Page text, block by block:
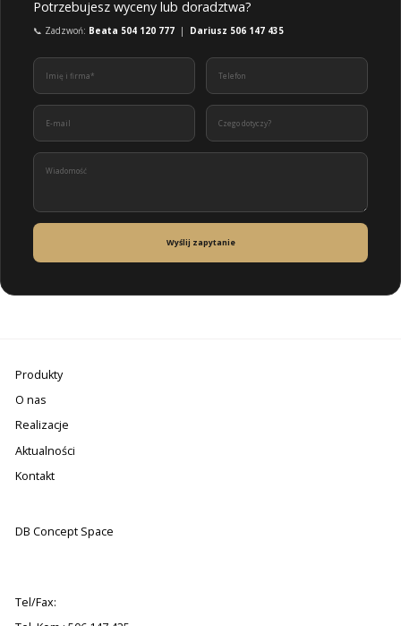
Potrzebujesz wyceny lub doradztwa?
📞 Zadzwoń: Beata 504 120 777 | Dariusz 506 147 435
Wyślij zapytanie
Produkty
O nas
Realizacje
Aktualności
Kontakt
DB Concept Space
Tel/Fax: